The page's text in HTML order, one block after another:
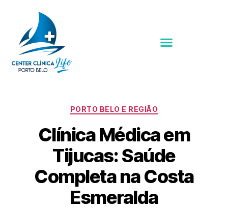
PORTO BELO E REGIÃO
Clínica Médica em
Tijucas: Saúde
Completa na Costa
Esmeralda